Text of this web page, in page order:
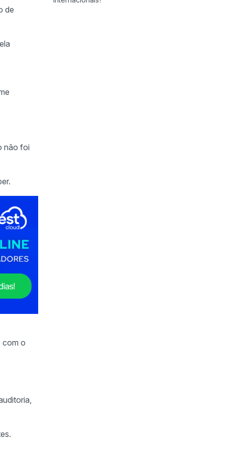
de
não foi
com o